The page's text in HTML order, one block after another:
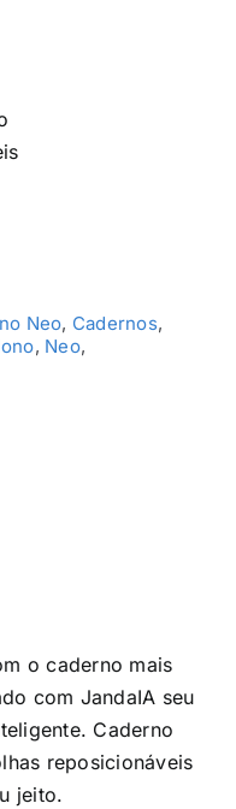
Neo, Cadernos,
, Neo,
o caderno mais
com JandaIA seu
Caderno
reposicionáveis
jeito.